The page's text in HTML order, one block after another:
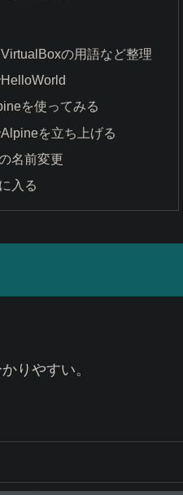
の用語など整理
を使ってみる
を立ち上げる
名前変更
入る
りやすい。